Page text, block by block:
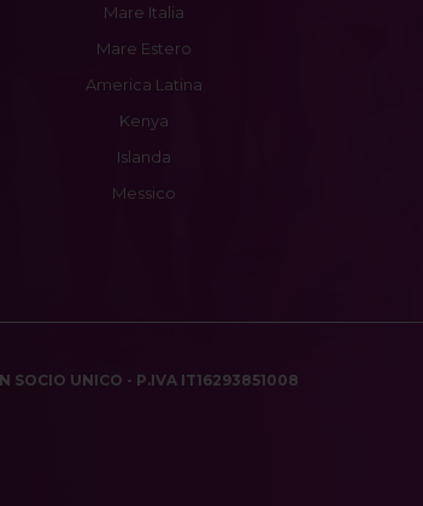
Mare Italia
Mare Estero
America Latina
Kenya
Islanda
Messico
SOCIO UNICO - P.IVA IT16293851008